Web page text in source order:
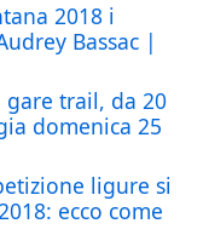
2018 i
Bassac |
trail, da 20
domenica 25
ligure si
ecco come